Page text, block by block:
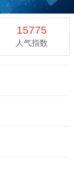
15775
人气指数